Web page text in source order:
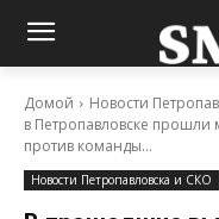
Домой Новости
в Петропавловске прошли
против команды...
Новости Петропавловска и СКО